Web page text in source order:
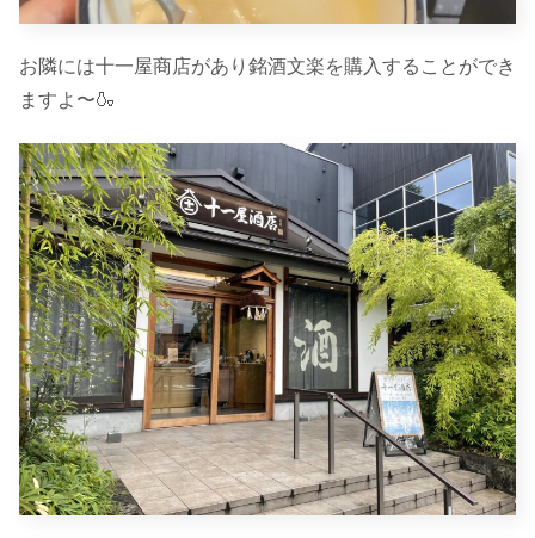
お隣には十一屋商店があり銘酒文楽を購入することができ
ますよ〜🍶